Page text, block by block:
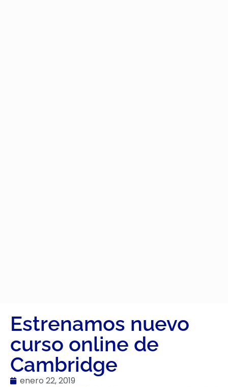
Estrenamos nuevo
curso online de
Cambridge
enero 22, 2019